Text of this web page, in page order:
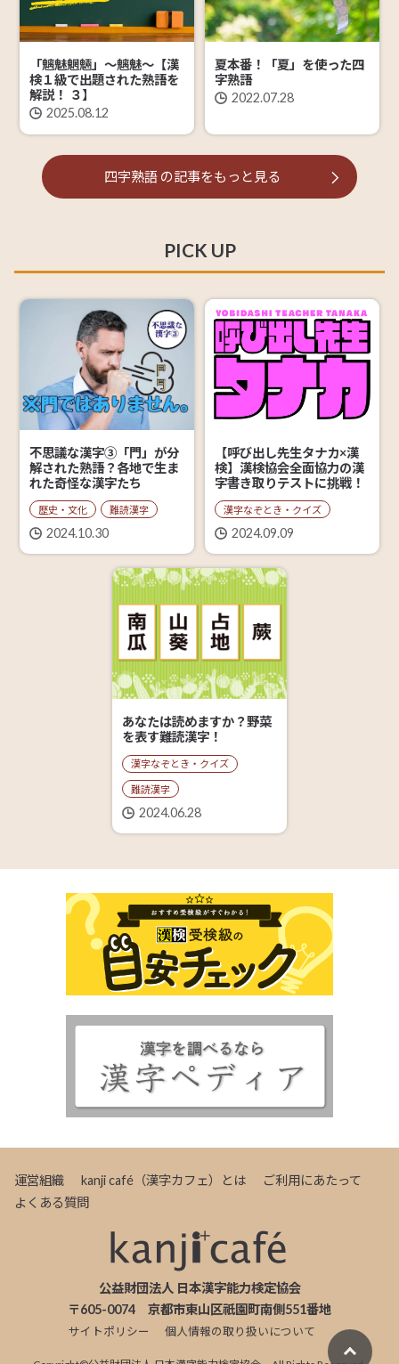
「魑魅魍魎」～魑魅～【漢
検１級で出題された熟語を
解説！ ３】
2025.08.12
夏本番！「夏」を使った四
字熟語
2022.07.28
四字熟語 の記事をもっと見る
PICK UP
不思議な漢字③「門」が分
解された熟語？各地で生ま
れた奇怪な漢字たち
歴史・文化 難読漢字
2024.10.30
【呼び出し先生タナカ×漢
検】漢検協会全面協力の漢
字書き取りテストに挑戦！
漢字なぞとき・クイズ
2024.09.09
あなたは読めますか？野菜
を表す難読漢字！
漢字なぞとき・クイズ
難読漢字
2024.06.28
運営組織 kanji café（漢字カフェ）とは
ご利用にあたって
よくある質問
公益財団法人 日本漢字能力検定協会
〒605-0074 京都市東山区祇園町南側551番地
サイトポリシー 個人情報の取り扱いについて